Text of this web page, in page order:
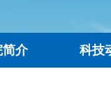
简介 科技